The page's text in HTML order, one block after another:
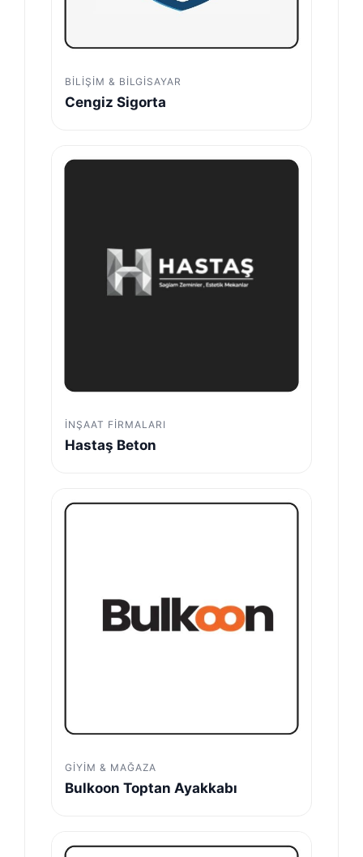
BILIŞIM & BILGISAYAR
Cengiz Sigorta
İNŞAAT FIRMALARI
Hastaş Beton
GIYIM & MAĞAZA
Bulkoon Toptan Ayakkabı